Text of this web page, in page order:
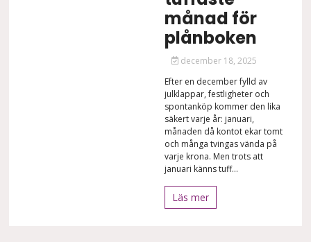
månad för
plånboken
december 18, 2025
Efter en december fylld av
julklappar, festligheter och
spontanköp kommer den lika
säkert varje år: januari,
månaden då kontot ekar tomt
och många tvingas vända på
varje krona. Men trots att
januari känns tuff...
Läs mer